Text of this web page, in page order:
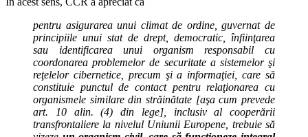
pentru asigurarea unui climat de ordine, guvernat de
principiile unui stat de drept, democratic, înfiinţarea
sau identificarea unui organism responsabil cu
coordonarea problemelor de securitate a sistemelor şi
reţelelor cibernetice, precum şi a informaţiei, care să
constituie punctul de contact pentru relaţionarea cu
organismele similare din străinătate [aşa cum prevede
art. 10 alin. (4) din lege], inclusiv al cooperării
transfrontaliere la nivelul Uniunii Europene, trebuie să